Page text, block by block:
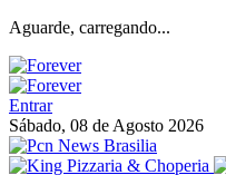
Aguarde, carregando...
Entrar
Sábado, 08 de Agosto 2026